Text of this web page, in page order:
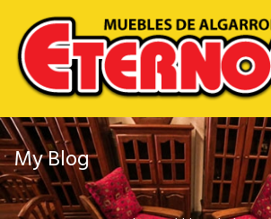
My Blog